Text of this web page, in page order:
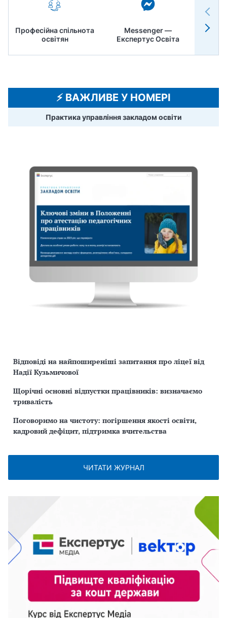
Професійна спільнота
освітян
Messenger —
Експертус Освіта
⚡️ ВАЖЛИВЕ У НОМЕРІ
Практика управління закладом освіти
Відповіді на найпоширеніші запитання про ліцеї від
Надії Кузьмичової
Щорічні основні відпустки працівників: визначаємо
тривалість
Поговоримо на чистоту: погіршення якості освіти,
кадровий дефіцит, підтримка вчительства
ЧИТАТИ ЖУРНАЛ